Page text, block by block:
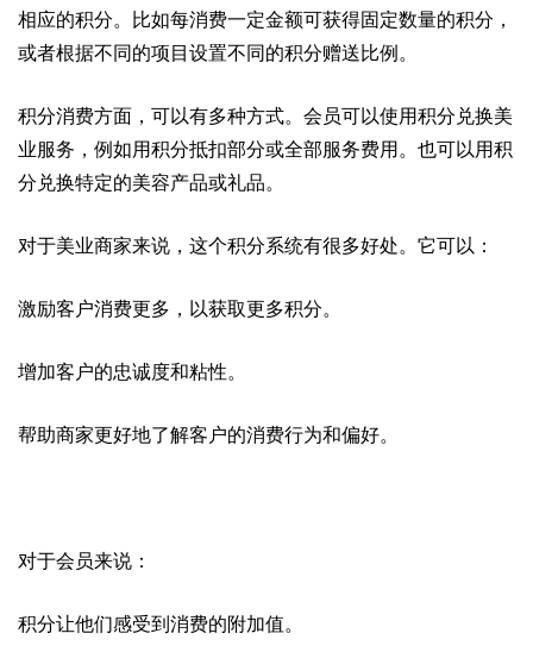
相应的积分。比如每消费一定金额可获得固定数量的积分，
或者根据不同的项目设置不同的积分赠送比例。
积分消费方面，可以有多种方式。会员可以使用积分兑换美
业服务，例如用积分抵扣部分或全部服务费用。也可以用积
分兑换特定的美容产品或礼品。
对于美业商家来说，这个积分系统有很多好处。它可以：
激励客户消费更多，以获取更多积分。
增加客户的忠诚度和粘性。
帮助商家更好地了解客户的消费行为和偏好。
对于会员来说：
积分让他们感受到消费的附加值。